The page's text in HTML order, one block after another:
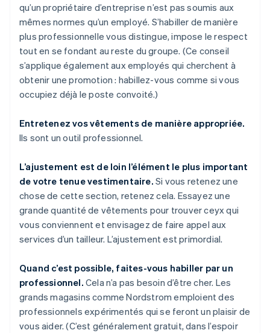
qu’un propriétaire d’entreprise n’est pas soumis aux
mêmes normes qu’un employé. S’habiller de manière
plus professionnelle vous distingue, impose le respect
tout en se fondant au reste du groupe. (Ce conseil
s’applique également aux employés qui cherchent à
obtenir une promotion : habillez-vous comme si vous
occupiez déjà le poste convoité.)
Entretenez vos vêtements de manière appropriée.
Ils sont un outil professionnel.
L’ajustement est de loin l’élément le plus important
de votre tenue vestimentaire. Si vous retenez une
chose de cette section, retenez cela. Essayez une
grande quantité de vêtements pour trouver ceyx qui
vous conviennent et envisagez de faire appel aux
services d’un tailleur. L’ajustement est primordial.
Quand c’est possible, faites-vous habiller par un
professionnel. Cela n’a pas besoin d’être cher. Les
grands magasins comme Nordstrom emploient des
professionnels expérimentés qui se feront un plaisir de
vous aider. (C’est généralement gratuit, dans l’espoir